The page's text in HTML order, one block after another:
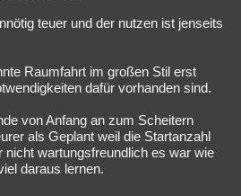
teuer und der nutzen ist jenseits
Raumfahrt im großen Stil erst
dafür vorhanden sind.
von Anfang an zum Scheitern
als Geplant weil die Startanzahl
wartungsfreundlich es war wie
daraus lernen.